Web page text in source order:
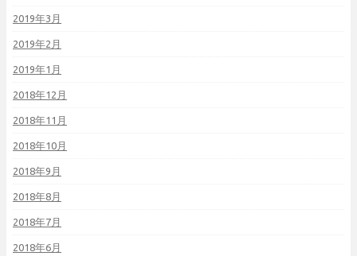
2019年3月
2019年2月
2019年1月
2018年12月
2018年11月
2018年10月
2018年9月
2018年8月
2018年7月
2018年6月